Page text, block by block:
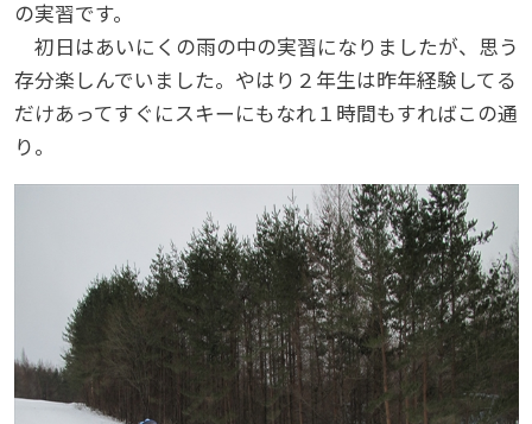
の実習です。
初日はあいにくの雨の中の実習になりましたが、思う
存分楽しんでいました。やはり２年生は昨年経験してる
だけあってすぐにスキーにもなれ１時間もすればこの通
り。